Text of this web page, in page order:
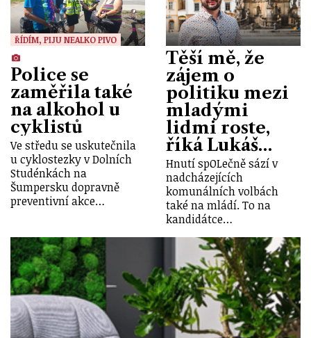
ŘÍDÍM, PIJU NEALKO PIVO
Police se
zaměřila také
na alkohol u
cyklistů
Ve středu se uskutečnila
u cyklostezky v Dolních
Studénkách na
Šumpersku dopravně
preventivní akce…
Těší mě, že
zájem o
politiku mezi
mladými
lidmi roste,
říká Lukáš…
Hnutí spOLečně sází v
nadcházejících
komunálních volbách
také na mládí. To na
kandidátce…